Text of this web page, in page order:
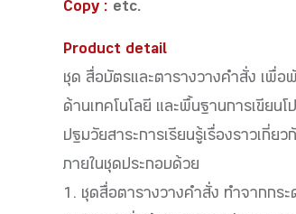
Copy : etc.
Product detail
ชุด สื่อบัตรและตารางวางคำสั่ง เพื่อ
ด้านเทคโนโลยี และพื้นฐานการเขียน
ปฐมวัยสาระการเรียนรู้เรื่องราวเกี่ย
ภายในชุดประกอบด้วย
1. ชุดสื่อตารางวางคำสั่ง ทำจากกร